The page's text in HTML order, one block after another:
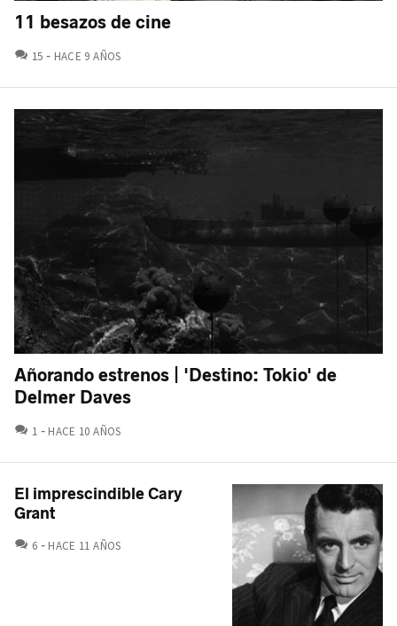
11 besazos de cine
15 COMENTARIOS
HACE 9 AÑOS
Añorando estrenos | 'Destino: Tokio' de
Delmer Daves
1 COMENTARIOS
HACE 10 AÑOS
El imprescindible Cary
Grant
6 COMENTARIOS
HACE 11 AÑOS